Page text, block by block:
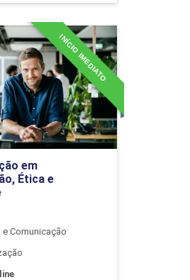
10h
em
Ética e
INÍCIO IMEDIATO
e Comunicação
Especialização em
Ética e
Compliance
do curso